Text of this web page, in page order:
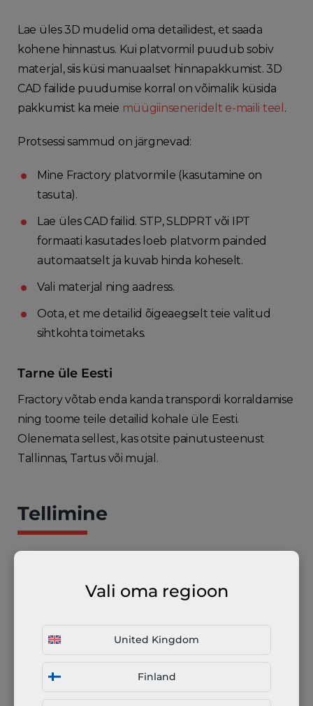
Vali oma regioon
United Kingdom
Finland
Lae üles 3D mudelid oma detailidest, et saada
kohene hinnastus. Kui platvormil puudub sobiv
materjal, siis küsi manuaalset hinnapakkumist. 3D
CAD failide puudumise korral on võimalik küsida
pakkumist ka meie müügiinseneridelt e-maili teel .
Protsessi sammud on järgnevad:
Mine Fractory platvormile (kasutamine on
tasuta).
Lae üles CAD failid. STP, SLDPRT või IPT
formaati kasutades loeb platvorm painded
automaatselt ja kuvab hinda koheselt.
Vali materjal ning aadress.
Oota, et me detailid õigeaegselt teie valitud
sihtkohta toimetaks.
Tarne üle Eesti
Fractory võtab enda kanda transpordi korraldamise
ning toome teile detailid kohale üle Eesti.
Olenemata sellest, kas otsite painutusteenust
Tallinnas, Tartus või mujal.
Tellimine
Transport Fractory poolt